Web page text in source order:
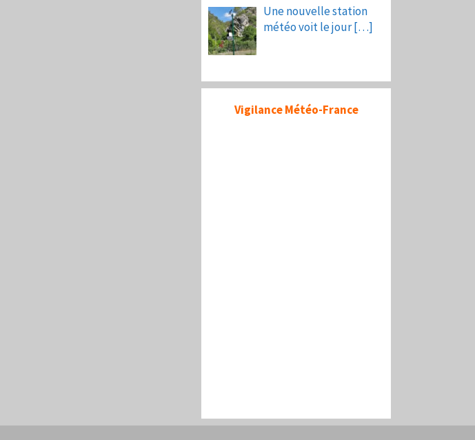
Une nouvelle station
météo voit le jour[…]
Vigilance Météo-France